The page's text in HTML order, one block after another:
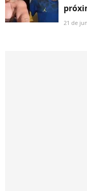
21 de